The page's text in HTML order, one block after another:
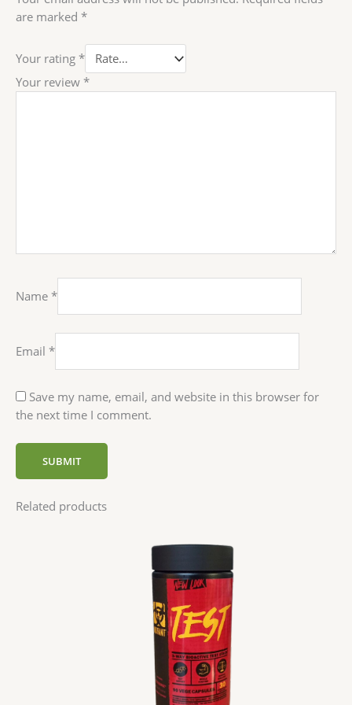
are marked *
Your rating *
Your review *
Name *
Email *
Save my name, email, and website in this browser for
the next time I comment.
Related products